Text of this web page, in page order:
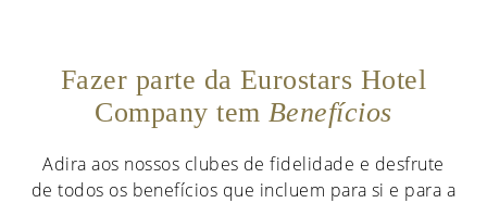
Fazer parte da Eurostars Hotel
Company tem Benefícios
Adira aos nossos clubes de fidelidade e desfrute
de todos os benefícios que incluem para si e para a